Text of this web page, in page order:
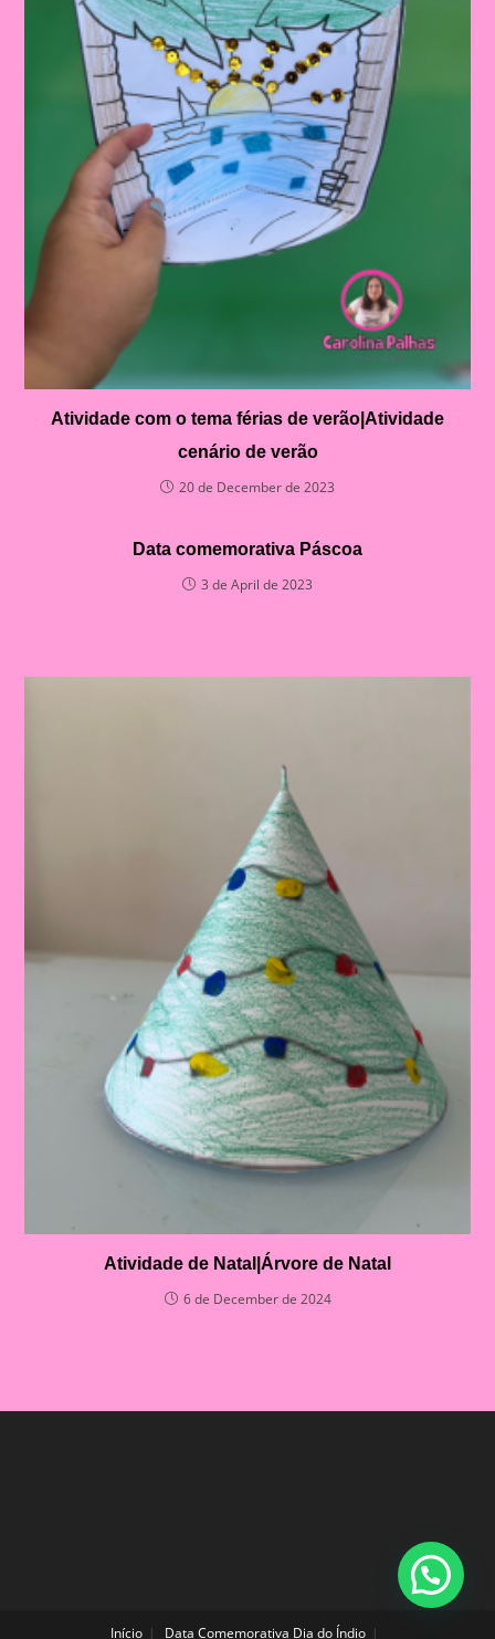
Atividade com o tema férias de verão|Atividade
cenário de verão
20 de December de 2023
Data comemorativa Páscoa
3 de April de 2023
Atividade de Natal|Árvore de Natal
6 de December de 2024
Início Data Comemorativa Dia do Índio